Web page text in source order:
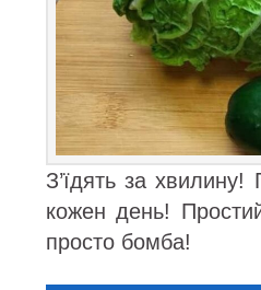
З’їдять за хвилину!
кожен день!
просто бомба!